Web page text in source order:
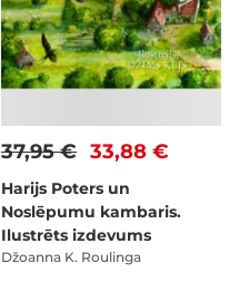
33,88 €
37,95 €
Harijs Poters un
Noslēpumu kambaris.
Ilustrēts izdevums
Džoanna K. Roulinga